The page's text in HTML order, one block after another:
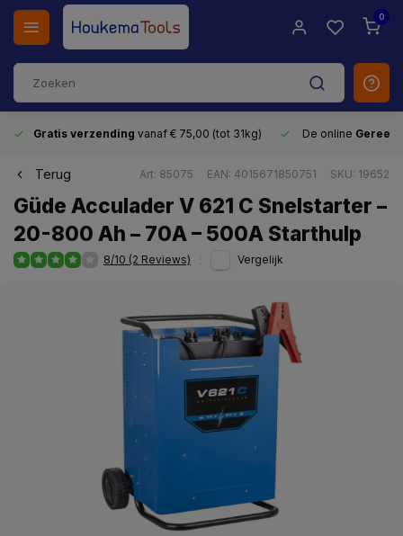
0
Gratis verzending vanaf € 75,00 (tot 31kg) De online
Terug Art: 85075 EAN: 4015671850751 SKU: 19652
Güde Acculader V 621 C Snelstarter –
20-800 Ah – 70A – 500A Starthulp
8/10 (2 Reviews) Vergelijk